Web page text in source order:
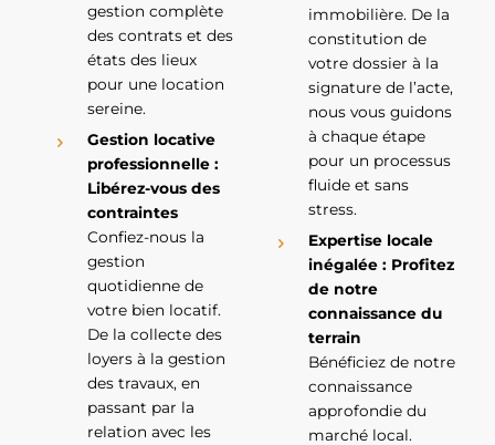
gestion complète
des contrats et des
états des lieux
pour une location
sereine.
Gestion locative
professionnelle :
Libérez-vous des
contraintes
Confiez-nous la
gestion
quotidienne de
votre bien locatif.
De la collecte des
loyers à la gestion
des travaux, en
passant par la
relation avec les
immobilière. De la
constitution de
votre dossier à la
signature de l’acte,
nous vous guidons
à chaque étape
pour un processus
fluide et sans
stress.
Expertise locale
inégalée : Profitez
de notre
connaissance du
terrain
Bénéficiez de notre
connaissance
approfondie du
marché local.